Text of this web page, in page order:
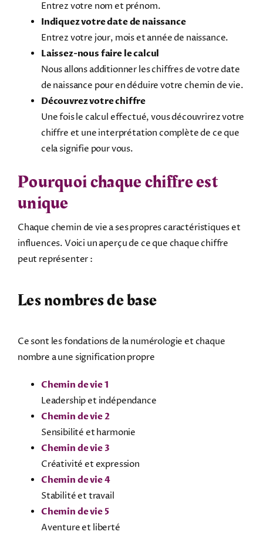
Entrez votre nom et prénom.
Indiquez votre date de naissance
Entrez votre jour, mois et année de naissance.
Laissez-nous faire le calcul
Nous allons additionner les chiffres de votre date
de naissance pour en déduire votre chemin de vie.
Découvrez votre chiffre
Une fois le calcul effectué, vous découvrirez votre
chiffre et une interprétation complète de ce que
cela signifie pour vous.
Pourquoi chaque chiffre est
unique
Chaque chemin de vie a ses propres caractéristiques et
influences. Voici un aperçu de ce que chaque chiffre
peut représenter :
Les nombres de base
Ce sont les fondations de la numérologie et chaque
nombre a une signification propre
Chemin de vie 1
Leadership et indépendance
Chemin de vie 2
Sensibilité et harmonie
Chemin de vie 3
Créativité et expression
Chemin de vie 4
Stabilité et travail
Chemin de vie 5
Aventure et liberté